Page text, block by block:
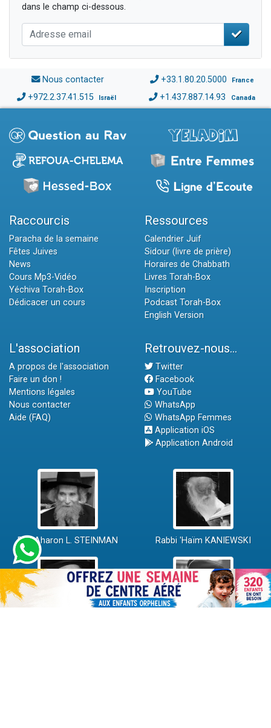
dans le champ ci-dessous.
Nous contacter +33.1.80.20.5000 France
+972.2.37.41.515 Israël +1.437.887.14.93 Canada
Raccourcis
Paracha de la semaine
Fêtes Juives
News
Cours Mp3-Vidéo
Yéchiva Torah-Box
Dédicacer un cours
Ressources
Calendrier Juif
Sidour (livre de prière)
Horaires de Chabbath
Livres Torah-Box
Inscription
Podcast Torah-Box
English Version
L'association
A propos de l'association
Faire un don !
Mentions légales
Nous contacter
Aide (FAQ)
Retrouvez-nous...
Twitter
Facebook
YouTube
WhatsApp
WhatsApp Femmes
Application iOS
Application Android
Rav Aharon L. STEINMAN Rabbi 'Haïm KANIEWSKI